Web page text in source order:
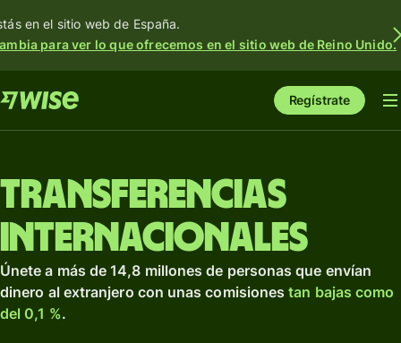
en el sitio web de España.
para ver lo que ofrecemos en el sitio web de Reino Unido.
Regístrate
Transferencias
internacionales
Únete a más de 14,8 millones de personas que envían
dinero al extranjero con unas comisionestan bajas como
del 0,1 %.